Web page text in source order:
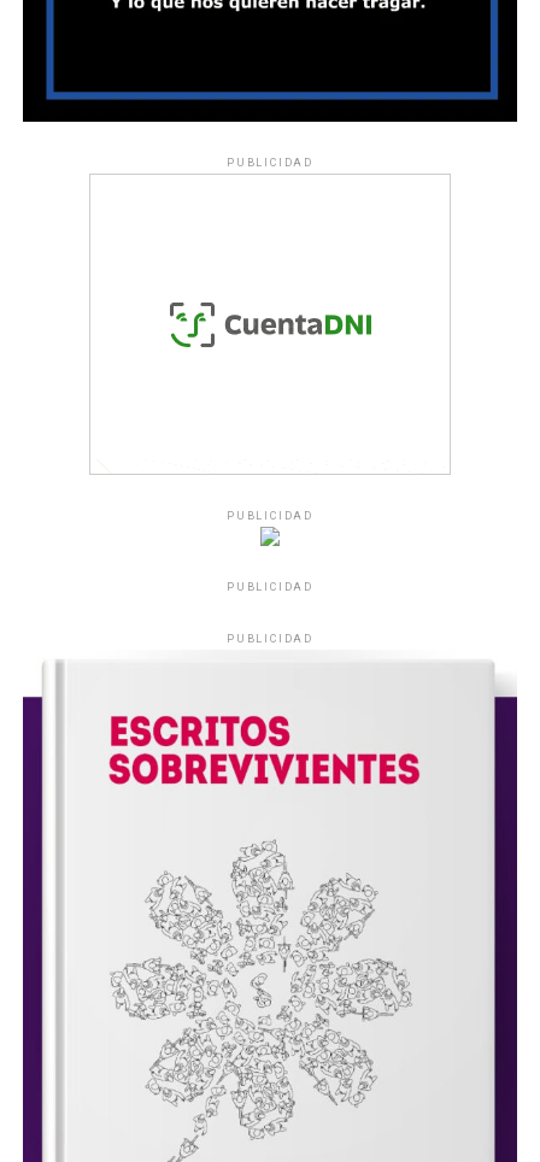
PUBLICIDAD
PUBLICIDAD
PUBLICIDAD
PUBLICIDAD